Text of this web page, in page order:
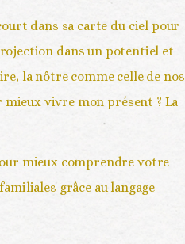
dans sa carte du ciel pour
dans un potentiel et
la nôtre comme celle de nos
vivre mon présent ? La
mieux comprendre votre
grâce au langage